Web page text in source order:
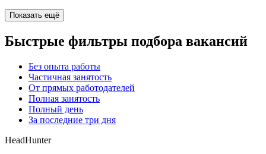
Показать ещё
Быстрые фильтры подбора вакансий
Без опыта работы
Частичная занятость
От прямых работодателей
Полная занятость
Полный день
За последние три дня
HeadHunter